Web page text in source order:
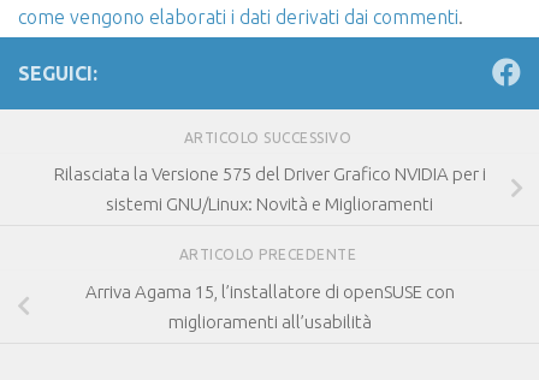
come vengono elaborati i dati derivati dai commenti
SEGUICI:
ARTICOLO SUCCESSIVO
Rilasciata la Versione 575 del Driver Grafico NVIDIA per i
sistemi GNU/Linux: Novità e Miglioramenti
ARTICOLO PRECEDENTE
Arriva Agama 15, l’installatore di openSUSE con
miglioramenti all’usabilità